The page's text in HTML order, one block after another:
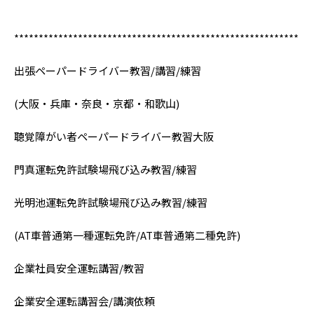
**********************************************************
出張ペーパードライバー教習/講習/練習
(大阪・兵庫・奈良・京都・和歌山)
聴覚障がい者ペーパードライバー教習大阪
門真運転免許試験場飛び込み教習/練習
光明池運転免許試験場飛び込み教習/練習
(AT車普通第一種運転免許/AT車普通第二種免許)
企業社員安全運転講習/教習
企業安全運転講習会/講演依頼